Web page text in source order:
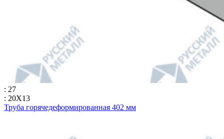
: 27
: 20Х13
Труба горячедеформированная 402 мм